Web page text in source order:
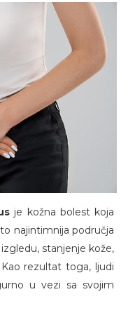
je kožna bolest koja
najintimnija područja
stanjenje kože,
rezultat toga, ljudi
u vezi sa svojim